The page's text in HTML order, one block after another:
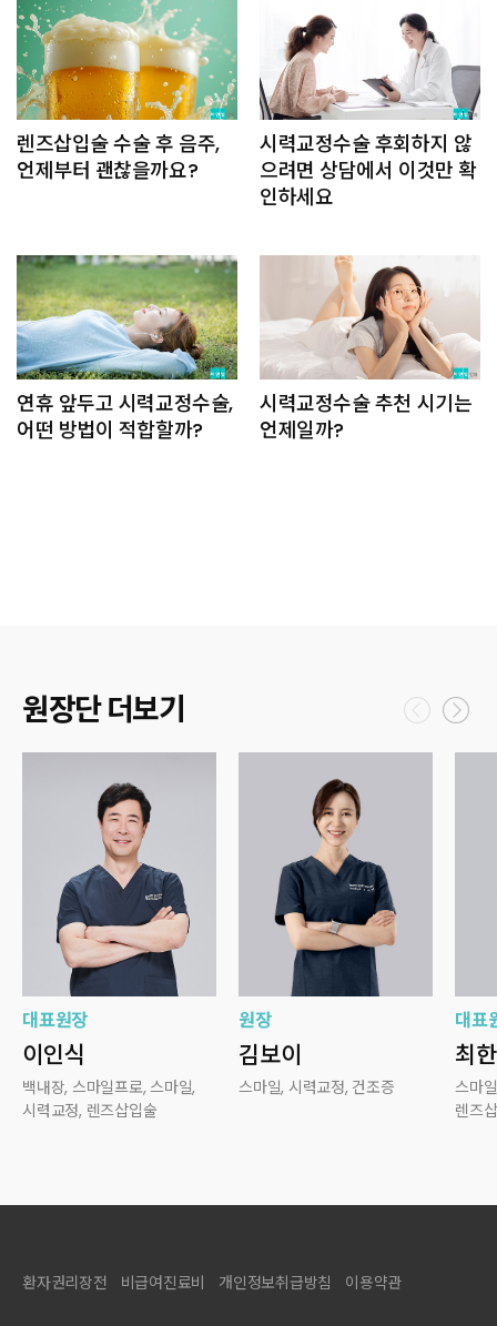
렌즈삽입술 수술 후 음주,
언제부터 괜찮을까요?
시력교정수술 후회하지 않
으려면 상담에서 이것만 확
인하세요
연휴 앞두고 시력교정수술,
어떤 방법이 적합할까?
시력교정수술 추천 시기는
언제일까?
원장단 더보기
대표원장
이인식
백내장, 스마일프로, 스마일,
시력교정, 렌즈삽입술
원장
김보이
스마일, 시력교정, 건조증
대표
최
스마
렌즈
환자권리장전 비급여진료비 개인정보취급방침 이용약관